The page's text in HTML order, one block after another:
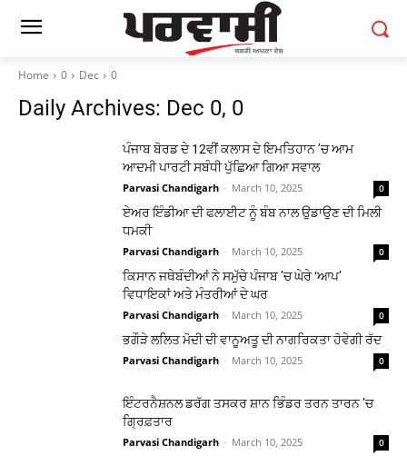
Home 0 Dec 0
Daily Archives: Dec 0, 0
ਪੰਜਾਬ ਬੋਰਡ ਦੇ 12ਵੀਂ ਕਲਾਸ ਦੇ ਇਮਤਿਹਾਨ ’ਚ ਆਮ
ਆਦਮੀ ਪਾਰਟੀ ਸਬੰਧੀ ਪੁੱਛਿਆ ਗਿਆ ਸਵਾਲ
Parvasi Chandigarh - March 10, 2025 0
ਏਅਰ ਇੰਡੀਆ ਦੀ ਫਲਾਈਟ ਨੂੰ ਬੰਬ ਨਾਲ ਉਡਾਉਣ ਦੀ ਮਿਲੀ
ਧਮਕੀ
Parvasi Chandigarh - March 10, 2025 0
ਕਿਸਾਨ ਜਥੇਬੰਦੀਆਂ ਨੇ ਸਮੁੱਚੇ ਪੰਜਾਬ ’ਚ ਘੇਰੇ ‘ਆਪ’
ਵਿਧਾਇਕਾਂ ਅਤੇ ਮੰਤਰੀਆਂ ਦੇ ਘਰ
Parvasi Chandigarh - March 10, 2025 0
ਭਗੌੜੇ ਲਲਿਤ ਮੋਦੀ ਦੀ ਵਾਨੂਅਤੂ ਦੀ ਨਾਗਰਿਕਤਾ ਹੋਵੇਗੀ ਰੱਦ
Parvasi Chandigarh - March 10, 2025 0
ਇੰਟਰਨੈਸ਼ਨਲ ਡਰੱਗ ਤਸਕਰ ਸ਼ਾਨ ਭਿੰਡਰ ਤਰਨ ਤਾਰਨ ’ਚ
ਗਿ੍ਰਫ਼ਤਾਰ
Parvasi Chandigarh - March 10, 2025 0